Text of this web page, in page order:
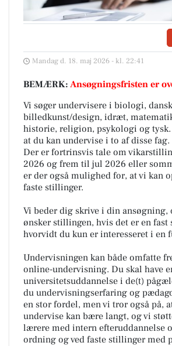
Mandag d. 18. maj 2026 - kl. 22:41
BEMÆRK: Ansøgningsfristen er
Vi søger undervisere i biologi,
billedkunst/design, idræt,
historie, religion, psykologi og
at du kan undervise i to af disse fag.
Der er fortrinsvis tale om
2026 og frem til jul 2026 eller
er der også mulighed for, at vi kan
faste stillinger.
Vi beder dig skrive i din ansøgning,
ønsker stillingen, hvis det er en
hvorvidt du kun er interesseret i en
Undervisningen kan både omfatte
online-undervisning. Du skal have
universitetsuddannelse i de(t)
du undervisningserfaring og
en stor fordel, men vi tror også på,
undervise kan bære langt, og vi
lærere med intern efteruddannelse
ordning og ved faste stillinger med